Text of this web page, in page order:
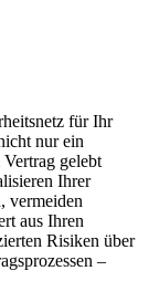
für Ihr
nur ein
gelebt
Ihrer
vermeiden
aus Ihren
Risiken über
–